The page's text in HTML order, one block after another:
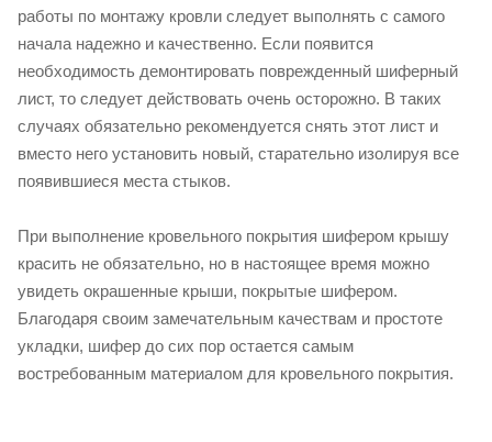
работы по монтажу кровли следует выполнять с самого
начала надежно и качественно. Если появится
необходимость демонтировать поврежденный шиферный
лист, то следует действовать очень осторожно. В таких
случаях обязательно рекомендуется снять этот лист и
вместо него установить новый, старательно изолируя все
появившиеся места стыков.
При выполнение кровельного покрытия шифером крышу
красить не обязательно, но в настоящее время можно
увидеть окрашенные крыши, покрытые шифером.
Благодаря своим замечательным качествам и простоте
укладки, шифер до сих пор остается самым
востребованным материалом для кровельного покрытия.